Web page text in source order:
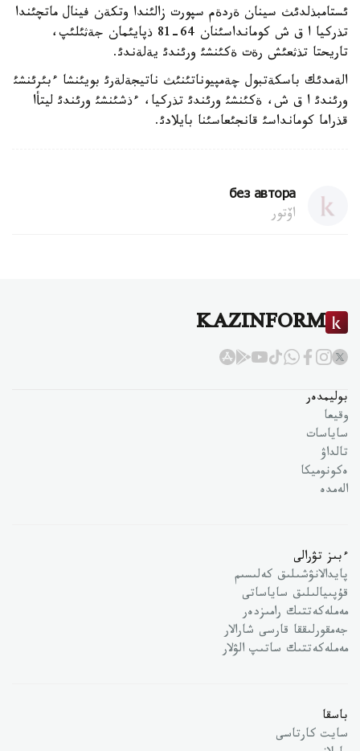
ئستامبذلدئث سينان ةردةم سپورت زالئندا وتكةن فينال ماتچئندا
تذركيا ا ق ش كومانداسئنان 64-81 ذپايئمان جةثئلئپ،
تاريحتا تذثعئش رةت ةكئنشئ ورئندئ يةلةندئ.
الةمدئك باسكةتبول چةمپيوناتئنئث ناتيجةلةرئ بويئنشا ءبئرئنشئ
ورئندئ ا ق ش، ةكئنشئ ورئندئ تذركيا، ءذشئنشئ ورئندئ ليتأا
قذراما كومانداسئ قانجئعاسئنا بايلادئ.
без автора
اۆتور
KAZINFORM
بوليمدەر
وقيعا
ساياسات
تالداۋ
ەكونوميكا
الەمدە
ءبىز تۋرالى
پايدالانۋشىلىق كەلىسىم
قۇپىيالىلىق ساياساتى
مەملەكەتتىك رامىزدەر
جەمقورلىققا قارسى شارالار
مەملەكەتتىك ساتىپ الۋلار
باسقا
سايت كارتاسى